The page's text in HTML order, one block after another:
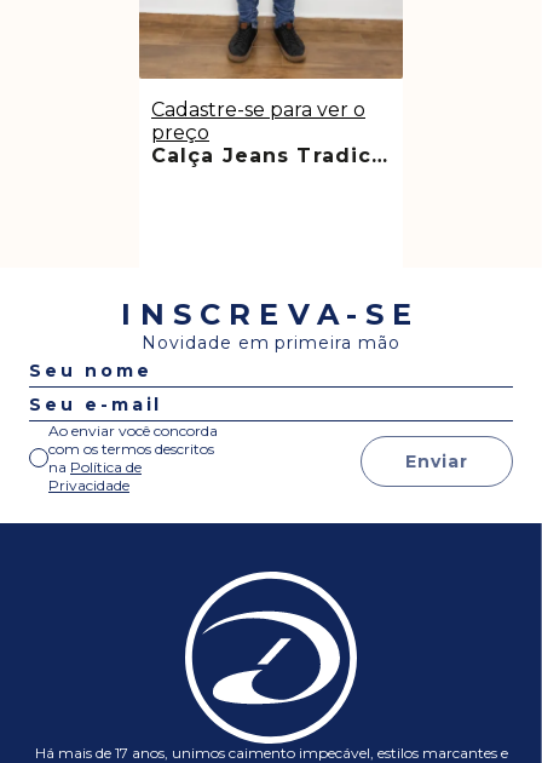
Calça Jeans Tradicional Marmorizada Média Raimundo
Cadastre-se para ver o
preço
INSCREVA-SE
Novidade em primeira mão
Enviar
Ao enviar você concorda
com os termos descritos
na Política de
Privacidade
Há mais de 17 anos, unimos caimento impecável, estilos marcantes e